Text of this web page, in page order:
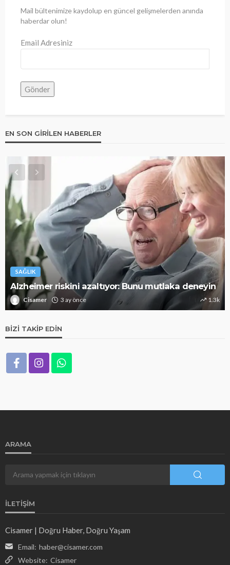
Mail bültenimize kaydolup en güncel gelişmelerden anında
haberdar olun!
Email Adresiniz
EN SON GIRILEN HABERLER
SAĞLIK
Alzheimer riskini azaltıyor: Bunu mutlaka deneyin
Cisamer 3 ay önce 1.3k
BIZI TAKIP EDIN
ARAMA
İLETIŞIM
Cisamer | Doğru Haber, Doğru Yaşam
Email: haber@cisamer.com
Website: Cisamer